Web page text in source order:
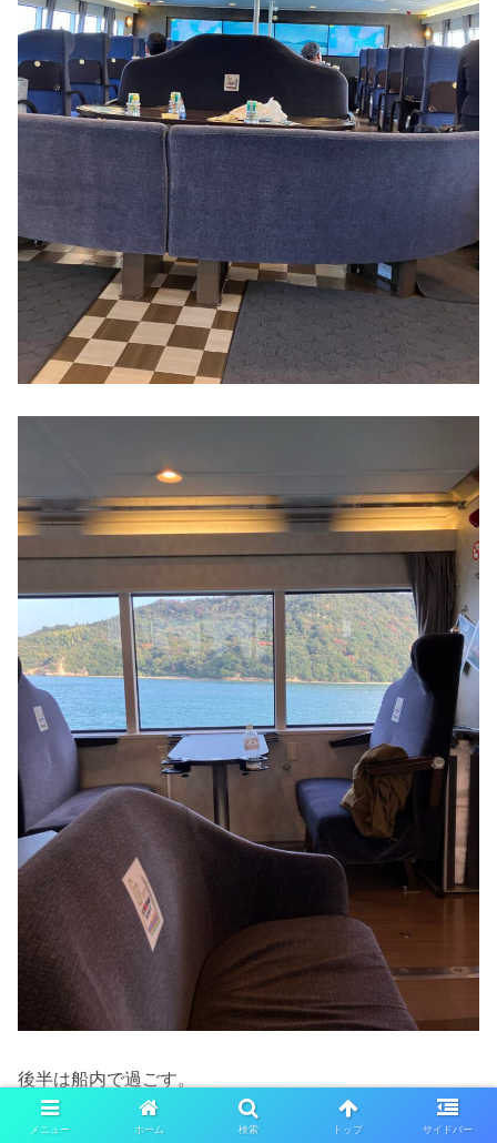
後半は船内で過ごす。
メニュー ホーム 検索 トップ サイドバー